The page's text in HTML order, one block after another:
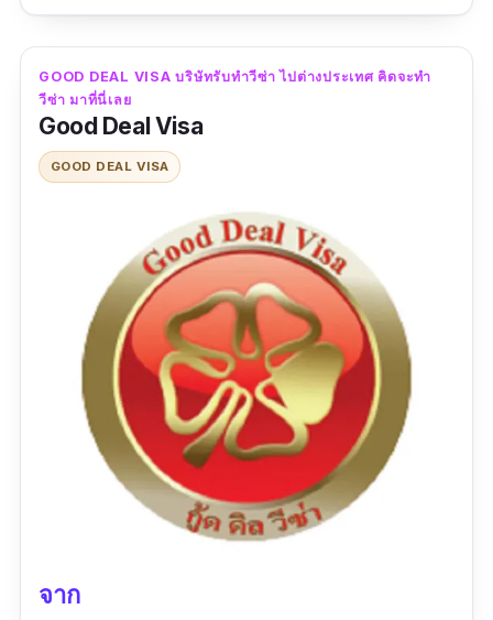
ธุรกิจ วีซ่านักเรียน วีซ่าคู่มั่น/คู่สมรส นอกจากนี้ยัง
รับแปลเอกสาร จองตั๋วเครื่องบิน/โรงแรม ในต่าง
ประเทศ และประกันการเดินทาง ที่สำคัญใช้บริการ
ที่นี่ ราคาไม่แพงเลย บริการดีมากก ได้รับการบอก
ในระยะเวลาที่รวดเร็ว
ข้อมูลเฉพาะ
Contact :
https://page.line.me/tumvisa?
openQrModal=true
เบอร์โทร :
083-057-2872
เวลาทำการ :
เปิดทุกวัน ตลอด 24 ชม.
“บริการไว ดี และราคาไม่แพง ติดตามงานดี
GOOD DEAL VISA บริษัทรับทําวีซ่า ไปต่างประเทศ คิดจะทำ
วีซ่า มาที่นี่เลย
Good Deal Visa
GOOD DEAL VISA
จาก